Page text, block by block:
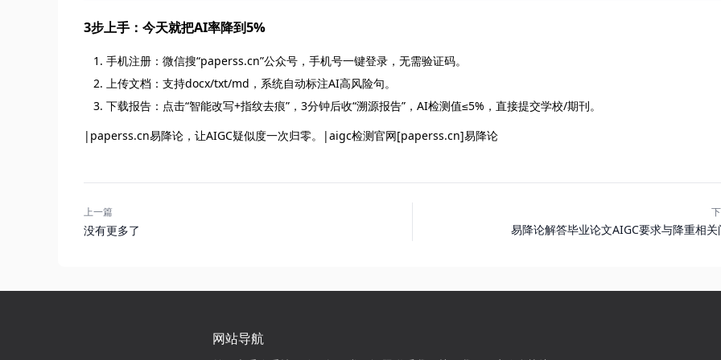
3步上手：今天就把AI率降到5%
手机注册：微信搜“paperss.cn”公众号，手机号一键登录，无需验证码。
上传文档：支持docx/txt/md，系统自动标注AI高风险句。
下载报告：点击“智能改写+指纹去痕”，3分钟后收“溯源报告”，AI检测值≤5%，直接提交学校/期刊。
|paperss.cn易降论，让AIGC疑似度一次归零。|aigc检测官网[paperss.cn]易降论
上一篇
没有更多了 易降论解答毕业论文AIGC要求与降重相关
网站导航